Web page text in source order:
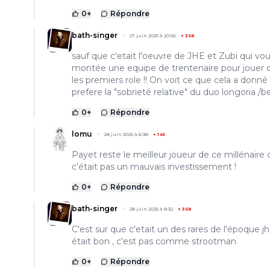
0+ Répondre
bath-singer 27 juin 2025 à 20:56 + 368
sauf que c'etait l'oeuvre de JHE et Zubi qui
montée une equipe de trentenaire pour jouer
les premiers role !! On voit ce que cela a donné
prefere la "sobrieté relative" du duo longoria /
0+ Répondre
lomu 28 juin 2025 à 6:38 +145
Payet reste le meilleur joueur de ce millénaire
c’était pas un mauvais investissement !
0+ Répondre
bath-singer 28 juin 2025 à 8:32 + 368
C'est sur que c'etait un des rares de l'époque
était bon , c'est pas comme strootman
0+ Répondre